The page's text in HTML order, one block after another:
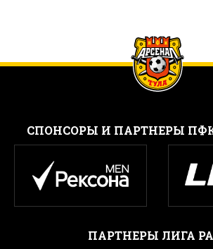
CПОНСОРЫ И ПАРТНЕРЫ
ПАРТНЕРЫ ЛИГА